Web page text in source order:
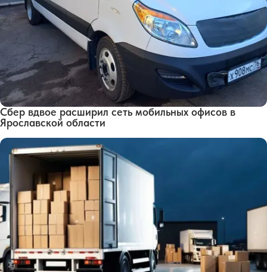
Сбер вдвое расширил сеть мобильных офисов в
Ярославской области